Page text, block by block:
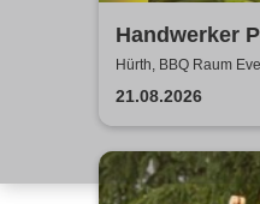
Handwerker
Sommer
Handwerker
Air
Hürth, BBQ Raum
21.08.2026